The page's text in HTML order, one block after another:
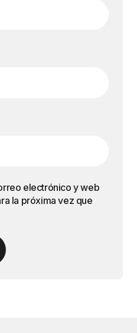
electrónico y web
la próxima vez que